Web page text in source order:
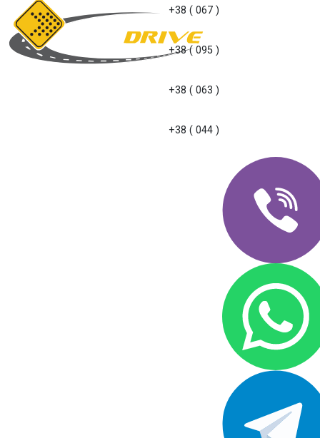
+38 ( 067 )
+38 ( 095 )
+38 ( 063 )
+38 ( 044 )